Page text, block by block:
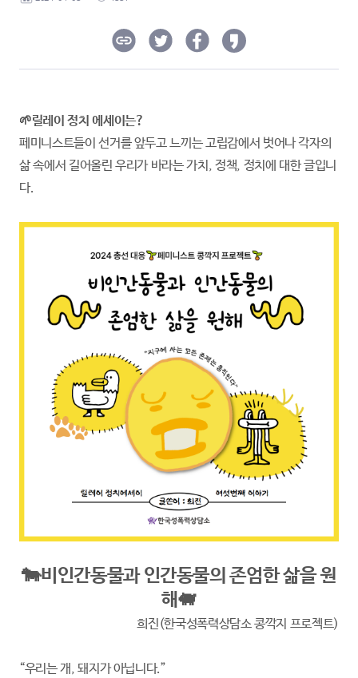
🌱릴레이 정치 에세이는?
페미니스트들이 선거를 앞두고 느끼는 고립감에서 벗어나 각자의
삶 속에서 길어올린 우리가 바라는 가치, 정책, 정치에 대한 글입니
다.
🐄비인간동물과 인간동물의 존엄한 삶을 원
해🐖
희진(한국성폭력상담소 콩깍지 프로젝트)
“우리는 개, 돼지가 아닙니다.”